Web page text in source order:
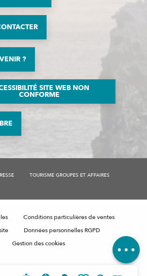
Avis
?
SITE WEB NON
CONFORME
TOURISME GROUPES ET AFFAIRES
Conditions particulières de ventes
Données personnelles RGPD
Gestion des cookies